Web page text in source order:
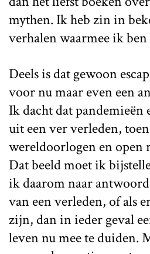
mythen. Ik heb zin in
verhalen waarmee ik
Deels is dat gewoon
voor nu maar even een
Ik dacht dat pandemieën
uit een ver verleden,
wereldoorlogen en
Dat beeld moet ik
ik daarom naar
van een verleden, of als
zijn, dan in ieder geval
leven nu mee te duiden.